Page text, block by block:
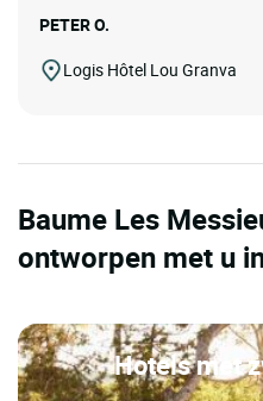
PETER O.
Logis Hôtel Lou Granva
Baume Les
ontworpen met u
Hotels met